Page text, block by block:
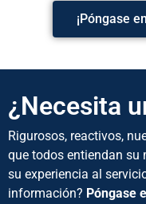
¡Póngase
¿Necesita
Rigurosos, reactivos,
que todos entiendan su
su experiencia al
información? Póngase